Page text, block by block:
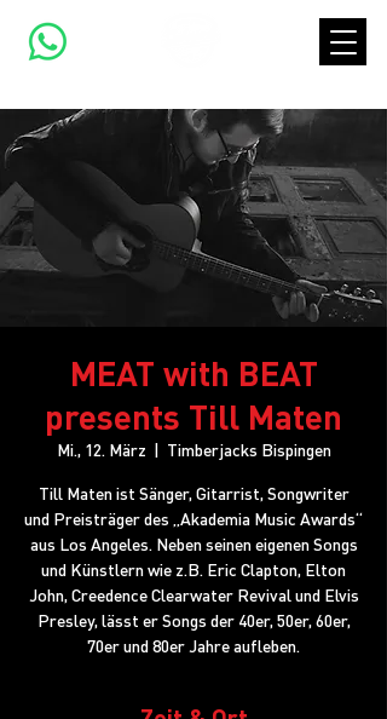
MEAT with BEAT
presents Till Maten
Mi., 12. März
  |
Timberjacks Bispingen
Till Maten ist Sänger, Gitarrist, Songwriter
und Preisträger des „Akademia Music Awards“
aus Los Angeles. Neben seinen eigenen Songs
und Künstlern wie z.B. Eric Clapton, Elton
John, Creedence Clearwater Revival und Elvis
Presley, lässt er Songs der 40er, 50er, 60er,
70er und 80er Jahre aufleben.